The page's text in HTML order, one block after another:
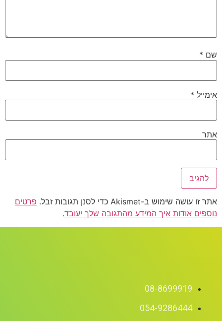
שם *
אימייל *
אתר
אתר זו עושה שימוש ב-Akismet כדי לסנן תגובות זבל.
פרטים
נוספים אודות איך המידע מהתגובה שלך יעובד.
08-8699919
054-9286444